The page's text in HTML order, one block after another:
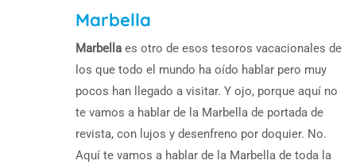
Marbella
Marbella es otro de esos tesoros vacacionales de
los que todo el mundo ha oído hablar pero muy
pocos han llegado a visitar. Y ojo, porque aquí no
te vamos a hablar de la Marbella de portada de
revista, con lujos y desenfreno por doquier. No.
Aquí te vamos a hablar de la Marbella de toda la